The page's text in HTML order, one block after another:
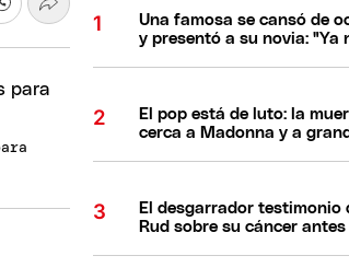
Una famosa se cansó de
y presentó a su novia: "Ya
El pop está de luto: la
cerca a Madonna y a
El desgarrador testimonio
Rud sobre su cáncer